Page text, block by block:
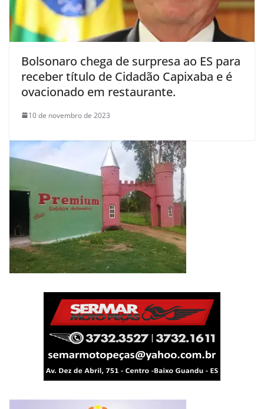
Bolsonaro chega de surpresa ao ES para
receber título de Cidadão Capixaba e é
ovacionado em restaurante.
10 de novembro de 2023